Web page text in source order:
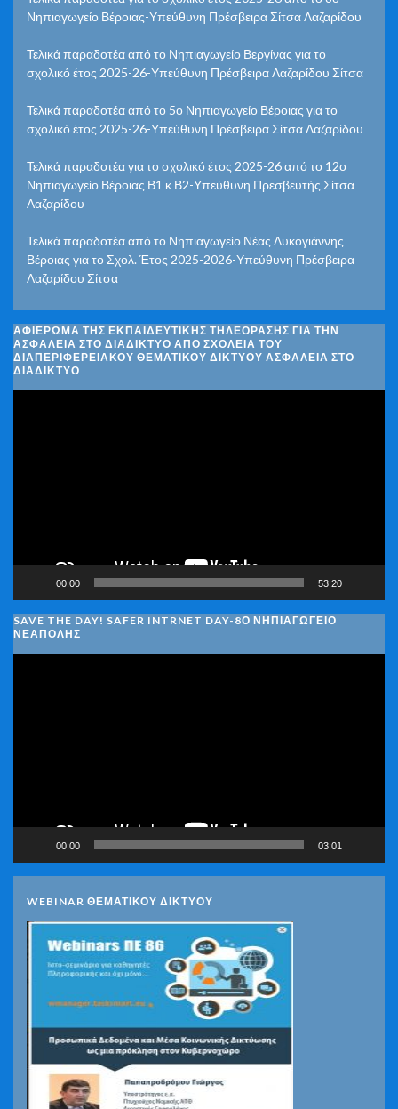
Νηπιαγωγείο Βέροιας-Υπεύθυνη Πρέσβειρα Σίτσα Λαζαρίδου
Τελικά παραδοτέα από το Νηπιαγωγείο Βεργίνας για το
σχολικό έτος 2025-26-Υπεύθυνη Πρέσβειρα Λαζαρίδου Σίτσα
Τελικά παραδοτέα από το 5ο Νηπιαγωγείο Βέροιας για το
σχολικό έτος 2025-26-Υπεύθυνη Πρέσβειρα Σίτσα Λαζαρίδου
Τελικά παραδοτέα για το σχολικό έτος 2025-26 από το 12ο
Νηπιαγωγείο Βέροιας Β1 κ Β2-Υπεύθυνη Πρεσβευτής Σίτσα
Λαζαρίδου
Τελικά παραδοτέα από το Νηπιαγωγείο Νέας Λυκογιάννης
Βέροιας για το Σχολ. Έτος 2025-2026-Υπεύθυνη Πρέσβειρα
Λαζαρίδου Σίτσα
ΑΦΙΈΡΩΜΑ ΤΗΣ ΕΚΠΑΙΔΕΥΤΙΚΉΣ ΤΗΛΕΌΡΑΣΗΣ ΓΙΑ ΤΗΝ
ΑΣΦΆΛΕΙΑ ΣΤΟ ΔΙΑΔΊΚΤΥΟ ΑΠΌ ΣΧΟΛΕΊΑ ΤΟΥ
ΔΙΑΠΕΡΙΦΕΡΕΙΑΚΟΎ ΘΕΜΑΤΙΚΟΎ ΔΙΚΤΎΟΥ ΑΣΦΆΛΕΙΑ ΣΤΟ
ΔΙΑΔΊΚΤΥΟ
00:00 53:20
SAVE THE DAY! SAFER INTRNET DAY-8Ο ΝΗΠΙΑΓΩΓΕΙΟ
ΝΕΑΠΟΛΗΣ
00:00 03:01
WEBINAR ΘΕΜΑΤΙΚΟΥ ΔΙΚΤΥΟΥ